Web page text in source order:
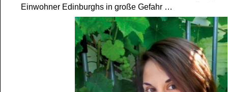
Einwohner Edinburghs in große Gefahr …